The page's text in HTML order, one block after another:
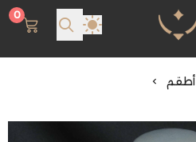
مجوهرات لمعة اللؤلؤة
0
أطقم